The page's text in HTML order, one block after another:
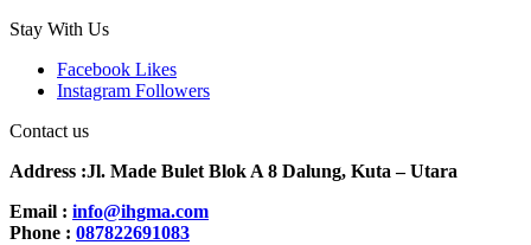
Stay With Us
Facebook Likes
Instagram Followers
Contact us
Address :Jl. Made Bulet Blok A 8 Dalung, Kuta – Utara
Email : info@ihgma.com
Phone : 087822691083